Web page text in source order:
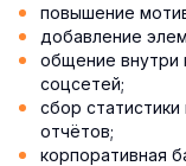
повышение
добавление
общение внутри
соцсетей;
сбор
отчётов;
корпоративная